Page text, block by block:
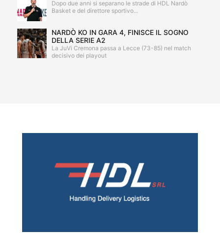
Dopo due anni si separano le strade di HDL Nardò
Basket e del direttore sportivo...
NARDÒ KO IN GARA 4, FINISCE IL SOGNO
DELLA SERIE A2
La JuVi Cremona passa a Lecce (73-85) nel match
decisivo dei playout